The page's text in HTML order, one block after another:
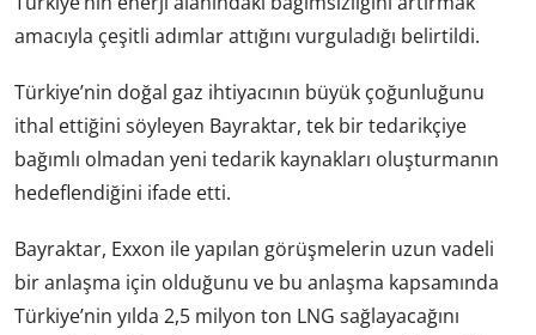
amacıyla çeşitli adımlar attığını vurguladığı belirtildi.
Türkiye’nin doğal gaz ihtiyacının büyük çoğunluğunu
ithal ettiğini söyleyen Bayraktar, tek bir tedarikçiye
bağımlı olmadan yeni tedarik kaynakları oluşturmanın
hedeflendiğini ifade etti.
Bayraktar, Exxon ile yapılan görüşmelerin uzun vadeli
bir anlaşma için olduğunu ve bu anlaşma kapsamında
Türkiye’nin yılda 2,5 milyon ton LNG sağlayacağını